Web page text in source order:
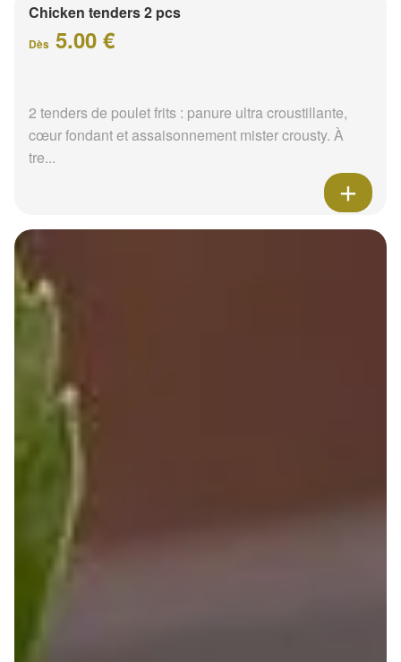
Chicken tenders 2 pcs
Dès 5.00 €
2 tenders de poulet frits : panure ultra croustillante,
cœur fondant et assaisonnement mister crousty. À
tre...